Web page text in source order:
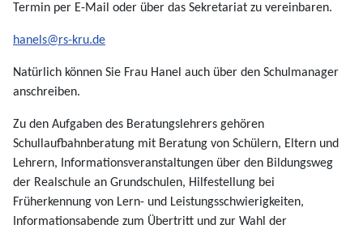
Termin per E-Mail oder über das Sekretariat zu vereinbaren.
hanels@rs-kru.de
Natürlich können Sie Frau Hanel auch über den Schulmanager
anschreiben.
Zu den Aufgaben des Beratungslehrers gehören
Schullaufbahnberatung mit Beratung von Schülern, Eltern und
Lehrern, Informationsveranstaltungen über den Bildungsweg
der Realschule an Grundschulen, Hilfestellung bei
Früherkennung von Lern- und Leistungsschwierigkeiten,
Informationsabende zum Übertritt und zur Wahl der